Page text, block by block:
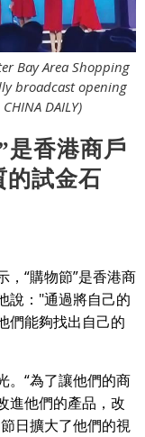
Bay Area Shopping
broadcast opening
DAILY)
是香港商戶
的試金石
，“購物節”是香港商
說："通過將自己的
們能夠找出自己的
。“為了讓他們的商
進他們的產品，改
日擴大了他們的視